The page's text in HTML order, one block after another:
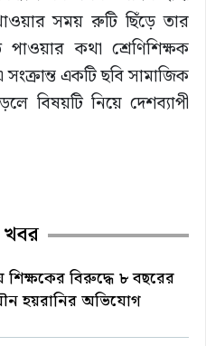
সময় রুটি ছিঁড়ে তার
কথা শ্রেণিশিক্ষক
একটি ছবি সামাজিক
বিষয়টি নিয়ে দেশব্যাপী
শিক্ষকের বিরুদ্ধে ৮ বছরের
হয়রানির অভিযোগ